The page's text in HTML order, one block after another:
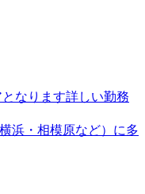
なります詳しい勤務
浜・相模原など）に多